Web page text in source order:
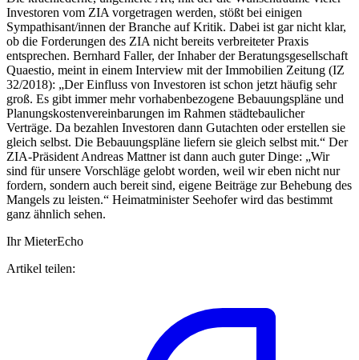
Investoren vom ZIA vorgetragen werden, stößt bei einigen
Sympathisant/innen der Branche auf Kritik. Dabei ist gar nicht klar,
ob die Forderungen des ZIA nicht bereits verbreiteter Praxis
entsprechen. Bernhard Faller, der Inhaber der Beratungsgesellschaft
Quaestio, meint in einem Interview mit der Immobilien Zeitung (IZ
32/2018): „Der Einfluss von Investoren ist schon jetzt häufig sehr
groß. Es gibt immer mehr vorhabenbezogene Bebauungspläne und
Planungskostenvereinbarungen im Rahmen städtebaulicher
Verträge. Da bezahlen Investoren dann Gutachten oder erstellen sie
gleich selbst. Die Bebauungspläne liefern sie gleich selbst mit.“ Der
ZIA-Präsident Andreas Mattner ist dann auch guter Dinge: „Wir
sind für unsere Vorschläge gelobt worden, weil wir eben nicht nur
fordern, sondern auch bereit sind, eigene Beiträge zur Behebung des
Mangels zu leisten.“ Heimatminister Seehofer wird das bestimmt
ganz ähnlich sehen.
Ihr MieterEcho
Artikel teilen: